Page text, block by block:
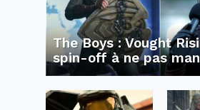
The Boys : Vought
spin-off à ne pas